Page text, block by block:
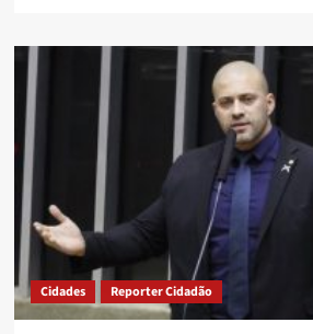
STF
forma
maioria
para
derrubar
de
Silveira
Cidades Reporter Cidadão